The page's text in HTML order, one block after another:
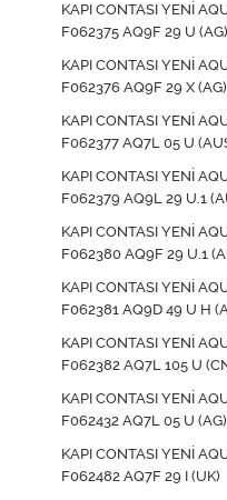
KAPI CONTASI YENİ
F062375 AQ9F 29 U
KAPI CONTASI YENİ
F062376 AQ9F 29 X (AG)
KAPI CONTASI YENİ
F062377 AQ7L 05 U
KAPI CONTASI YENİ
F062379 AQ9L 29 U.1
KAPI CONTASI YENİ
F062380 AQ9F 29 U.1
KAPI CONTASI YENİ
F062381 AQ9D 49 U H
KAPI CONTASI YENİ
F062382 AQ7L 105 U
KAPI CONTASI YENİ
F062432 AQ7L 05 U (AG)
KAPI CONTASI YENİ
F062482 AQ7F 29 I (UK)